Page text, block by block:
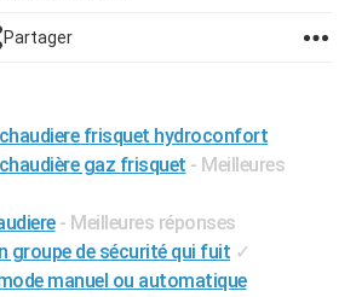
Partager
frisquet hydroconfort
gaz frisquet - Meilleures
- Meilleures réponses
groupe de sécurité qui fuit ✓
manuel ou automatique